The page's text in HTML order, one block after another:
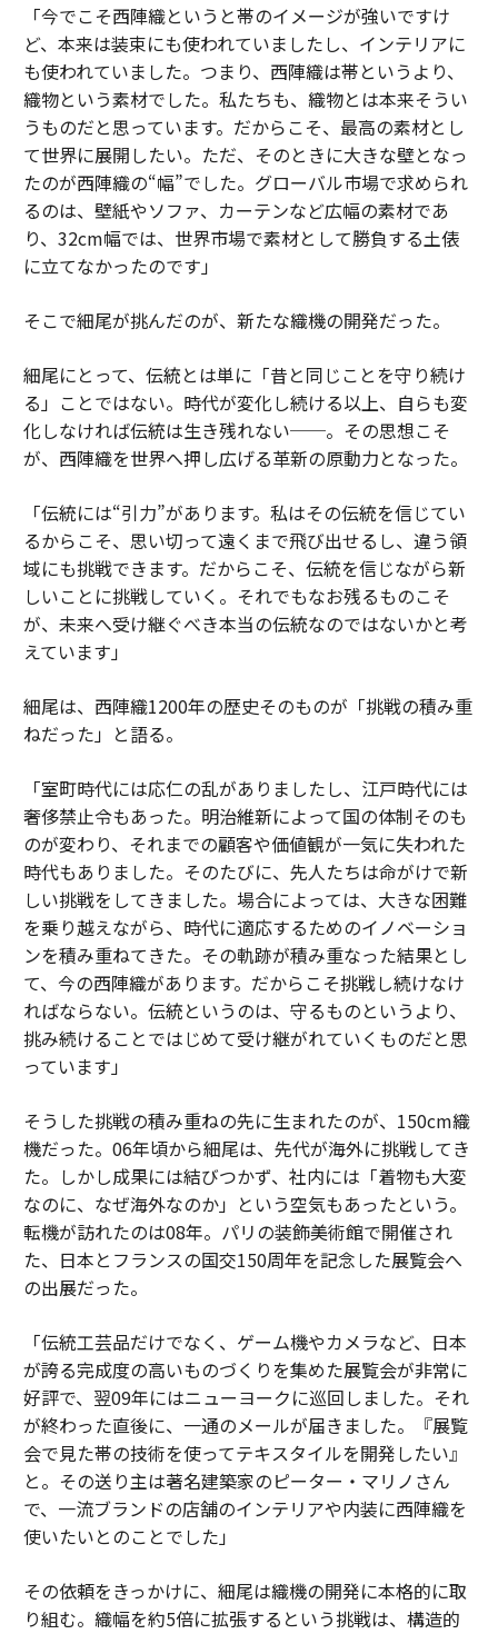
「今でこそ西陣織というと帯のイメージが強いですけ
ど、本来は装束にも使われていましたし、インテリアに
も使われていました。つまり、西陣織は帯というより、
織物という素材でした。私たちも、織物とは本来そうい
うものだと思っています。だからこそ、最高の素材とし
て世界に展開したい。ただ、そのときに大きな壁となっ
たのが西陣織の“幅”でした。グローバル市場で求められ
るのは、壁紙やソファ、カーテンなど広幅の素材であ
り、32cm幅では、世界市場で素材として勝負する土俵
に立てなかったのです」
そこで細尾が挑んだのが、新たな織機の開発だった。
細尾にとって、伝統とは単に「昔と同じことを守り続け
る」ことではない。時代が変化し続ける以上、自らも変
化しなければ伝統は生き残れない──。その思想こそ
が、西陣織を世界へ押し広げる革新の原動力となった。
「伝統には“引力”があります。私はその伝統を信じてい
るからこそ、思い切って遠くまで飛び出せるし、違う領
域にも挑戦できます。だからこそ、伝統を信じながら新
しいことに挑戦していく。それでもなお残るものこそ
が、未来へ受け継ぐべき本当の伝統なのではないかと考
えています」
細尾は、西陣織1200年の歴史そのものが「挑戦の積み重
ねだった」と語る。
「室町時代には応仁の乱がありましたし、江戸時代には
奢侈禁止令もあった。明治維新によって国の体制そのも
のが変わり、それまでの顧客や価値観が一気に失われた
時代もありました。そのたびに、先人たちは命がけで新
しい挑戦をしてきました。場合によっては、大きな困難
を乗り越えながら、時代に適応するためのイノベーショ
ンを積み重ねてきた。その軌跡が積み重なった結果とし
て、今の西陣織があります。だからこそ挑戦し続けなけ
ればならない。伝統というのは、守るものというより、
挑み続けることではじめて受け継がれていくものだと思
っています」
そうした挑戦の積み重ねの先に生まれたのが、150cm織
機だった。06年頃から細尾は、先代が海外に挑戦してき
た。しかし成果には結びつかず、社内には「着物も大変
なのに、なぜ海外なのか」という空気もあったという。
転機が訪れたのは08年。パリの装飾美術館で開催され
た、日本とフランスの国交150周年を記念した展覧会へ
の出展だった。
「伝統工芸品だけでなく、ゲーム機やカメラなど、日本
が誇る完成度の高いものづくりを集めた展覧会が非常に
好評で、翌09年にはニューヨークに巡回しました。それ
が終わった直後に、一通のメールが届きました。『展覧
会で見た帯の技術を使ってテキスタイルを開発したい』
と。その送り主は著名建築家のピーター・マリノさん
で、一流ブランドの店舗のインテリアや内装に西陣織を
使いたいとのことでした」
その依頼をきっかけに、細尾は織機の開発に本格的に取
り組む。織幅を約5倍に拡張するという挑戦は、構造的